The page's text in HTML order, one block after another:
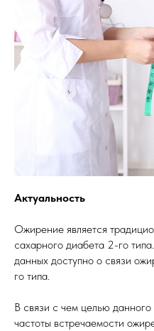
Актуальность
Ожирение является
сахарного диабета 2-го
данных доступно о связи
го типа.
В связи с чем целью
частоты встречаемости